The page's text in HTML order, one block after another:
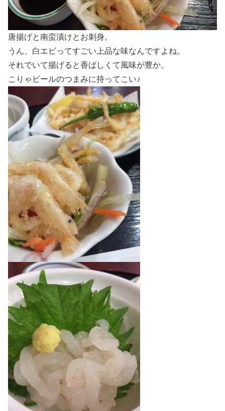
唐揚げと南蛮漬けとお刺身。
うん、白エビってすごい上品な味なんですよね。
それでいて揚げると香ばしくて風味が豊か。
こりゃビールのつまみに持ってこい♪